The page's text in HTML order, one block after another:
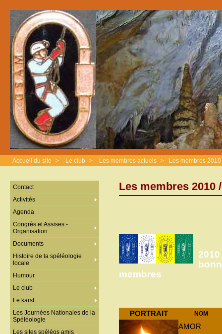
Accueil du site > Le club > Les membres actuels > Les membres
Les membres 2010
membres
PORTRAIT NOM
AMOR
Contact
Activités
Agenda
Congrès et Assises -
Organisation
Documents
Histoire de la spéléologie
locale
Humour
Le club
Le karst
Les Journées Nationales de la
Spéléologie
Les sites spéléos amis